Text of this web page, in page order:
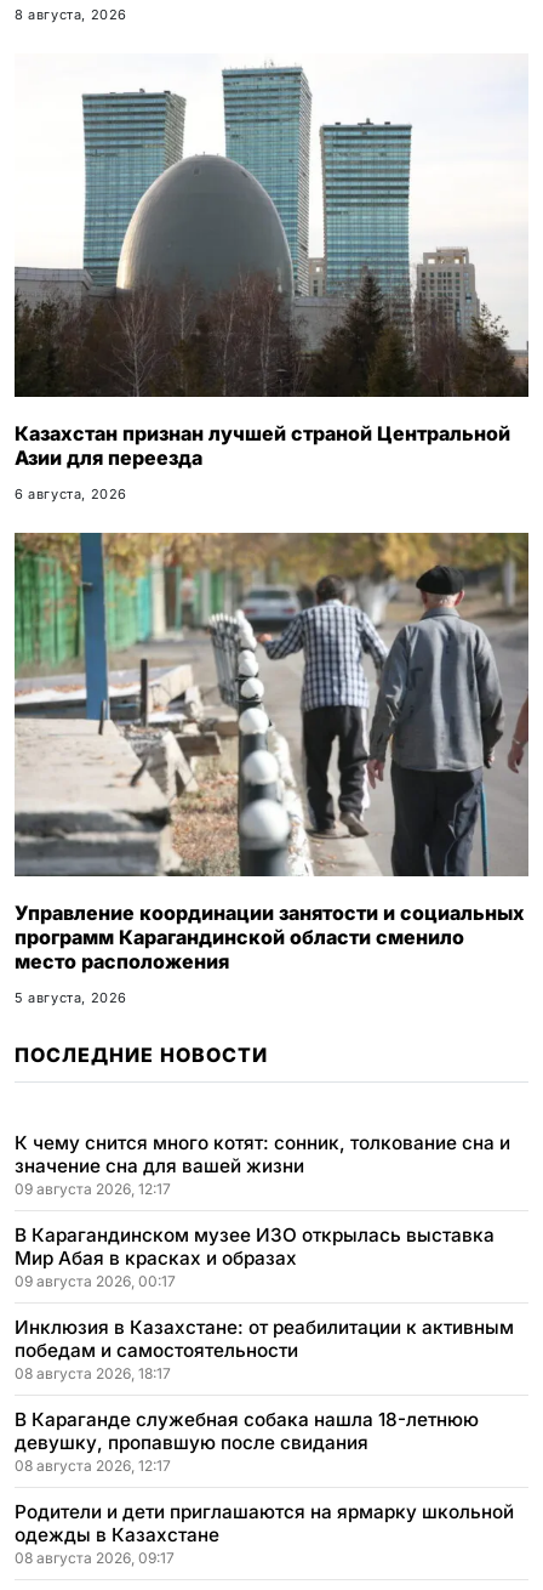
8 августа, 2026
Казахстан признан лучшей страной Центральной
Азии для переезда
6 августа, 2026
Управление координации занятости и социальных
программ Карагандинской области сменило
место расположения
5 августа, 2026
ПОСЛЕДНИЕ НОВОСТИ
К чему снится много котят: сонник, толкование сна и
значение сна для вашей жизни
09 августа 2026, 12:17
В Карагандинском музее ИЗО открылась выставка
Мир Абая в красках и образах
09 августа 2026, 00:17
Инклюзия в Казахстане: от реабилитации к активным
победам и самостоятельности
08 августа 2026, 18:17
В Караганде служебная собака нашла 18-летнюю
девушку, пропавшую после свидания
08 августа 2026, 12:17
Родители и дети приглашаются на ярмарку школьной
одежды в Казахстане
08 августа 2026, 09:17